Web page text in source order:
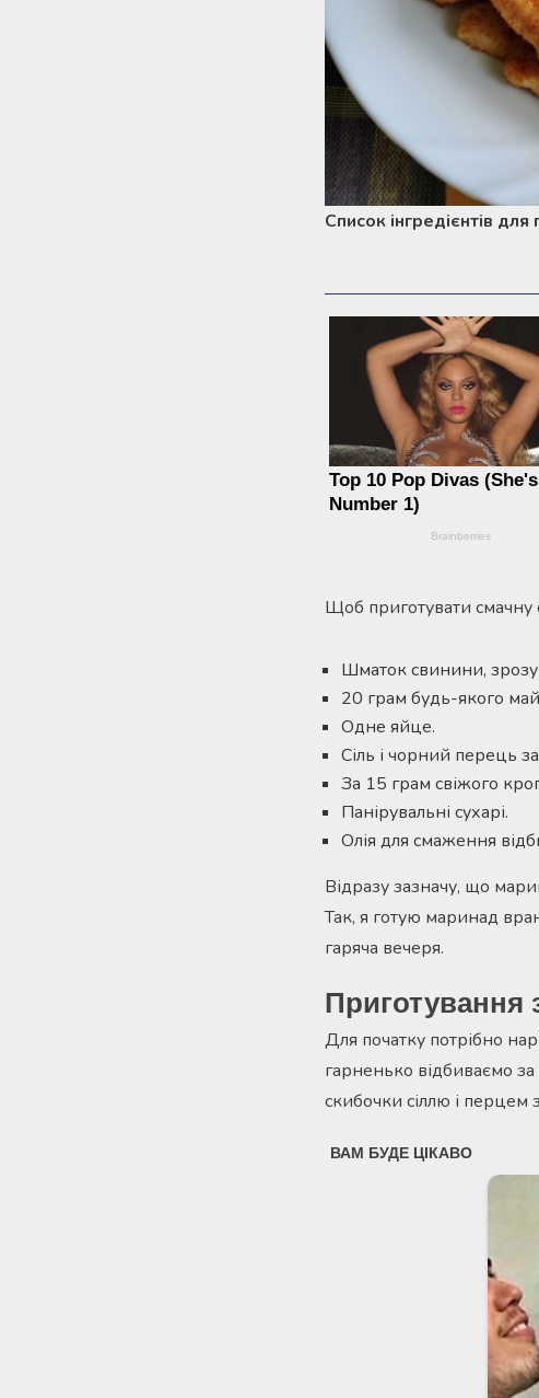
Список інгредієнтів
Щоб приготувати смачну
Шматок свинини,
20 грам будь-якого
Одне яйце.
Сіль і чорний перець
За 15 грам свіжого
Панірувальні сухарі.
Олія для смаження
Відразу зазначу, що
Так, я готую маринад
гаряча вечеря.
Приготування
Для початку потрібно
гарненько відбиваємо
скибочки сіллю і перцем